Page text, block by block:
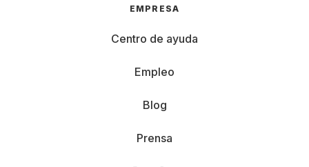
EMPRESA
Centro de ayuda
Empleo
Blog
Prensa